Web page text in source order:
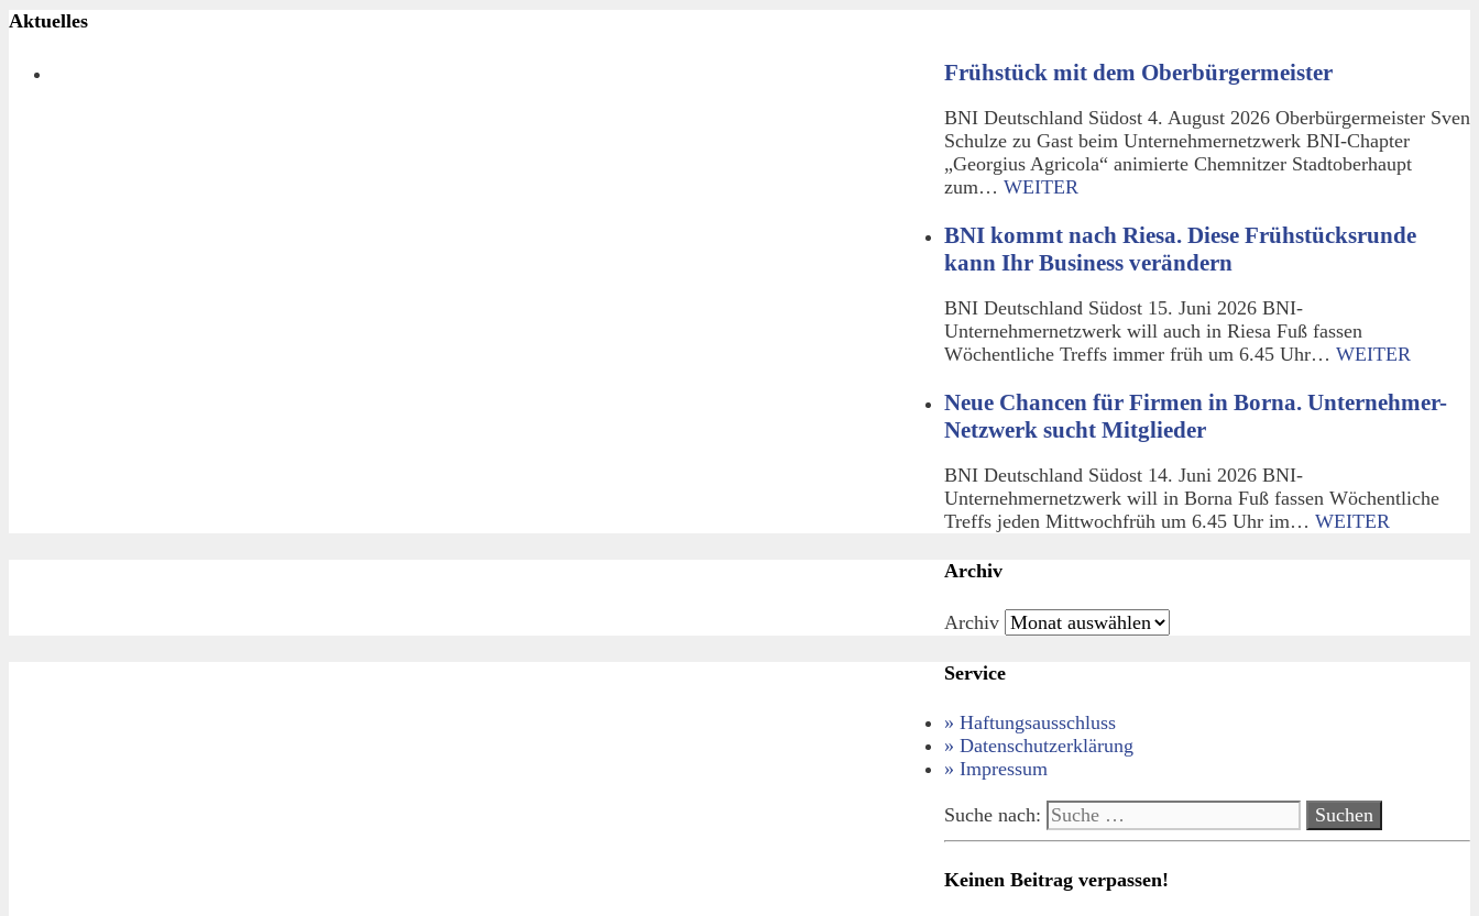
Aktuelles
Frühstück mit dem Oberbürgermeister
BNI Deutschland Südost 4. August 2026 Oberbürgermeister Sven
Schulze zu Gast beim Unternehmernetzwerk BNI-Chapter
„Georgius Agricola“ animierte Chemnitzer Stadtoberhaupt
zum… WEITER
BNI kommt nach Riesa. Diese Frühstücksrunde
kann Ihr Business verändern
BNI Deutschland Südost 15. Juni 2026 BNI-
Unternehmernetzwerk will auch in Riesa Fuß fassen
Wöchentliche Treffs immer früh um 6.45 Uhr… WEITER
Neue Chancen für Firmen in Borna. Unternehmer-
Netzwerk sucht Mitglieder
BNI Deutschland Südost 14. Juni 2026 BNI-
Unternehmernetzwerk will in Borna Fuß fassen Wöchentliche
Treffs jeden Mittwochfrüh um 6.45 Uhr im… WEITER
Archiv
Archiv
Service
» Haftungsausschluss
» Datenschutzerklärung
» Impressum
Suche nach:
Keinen Beitrag verpassen!